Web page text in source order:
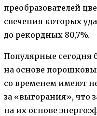
преобразователей
свечения которых
до рекордных 80,7%.
Популярные сегодня
на основе
со временем имеют
за «выгорания», что
на их основе